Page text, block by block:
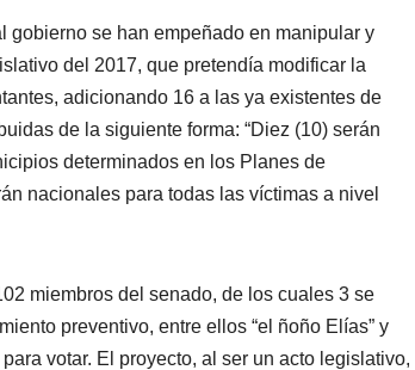
gobierno se han empeñado en manipular y
del 2017, que pretendía modificar la
adicionando 16 a las ya existentes de
de la siguiente forma: “Diez (10) serán
determinados en los Planes de
nacionales para todas las víctimas a nivel
miembros del senado, de los cuales 3 se
preventivo, entre ellos “el ñoño Elías” y
votar. El proyecto, al ser un acto legislativo,